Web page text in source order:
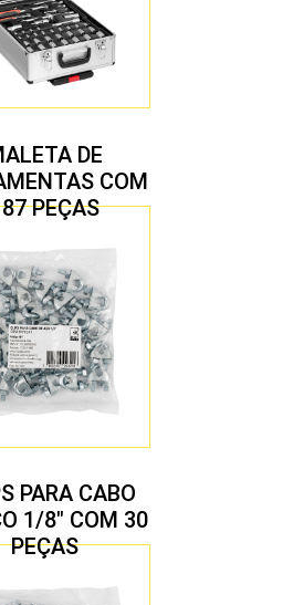
DE
COM
PEÇAS
PARA CABO
1/8″ COM 30
PEÇAS